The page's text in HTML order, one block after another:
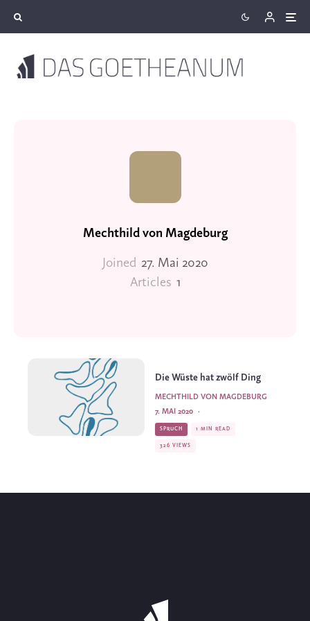
Mechthild von Magdeburg
Joined 27. Mai 2020
Articles 1
Die Wüste hat zwölf Ding
MECHTHILD VON MAGDEBURG
·
7. MAI 2020
SPRUCH 1 MIN READ
326 VIEWS